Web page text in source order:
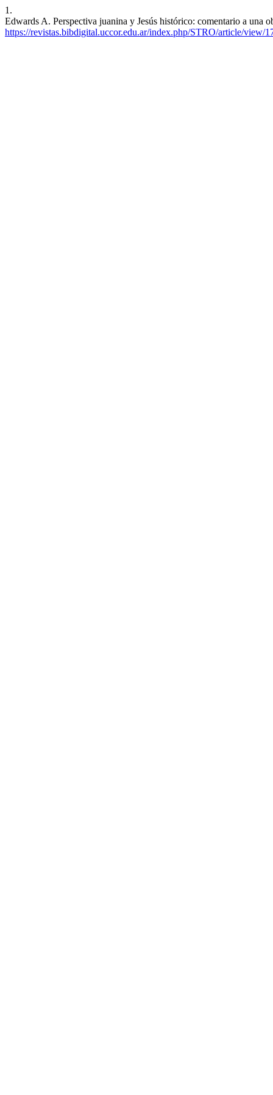
1.
Edwards A. Perspectiva juanina y Jesús histórico: comentario a una
https://revistas.bibdigital.uccor.edu.ar/index.php/STRO/article/view/